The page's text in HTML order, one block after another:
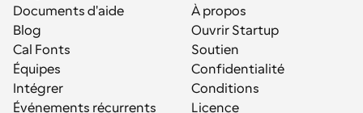
Documents d'aide
Blog
Cal Fonts
Équipes
Intégrer
Événements récurrents
À propos
Ouvrir Startup
Soutien
Confidentialité
Conditions
Licence